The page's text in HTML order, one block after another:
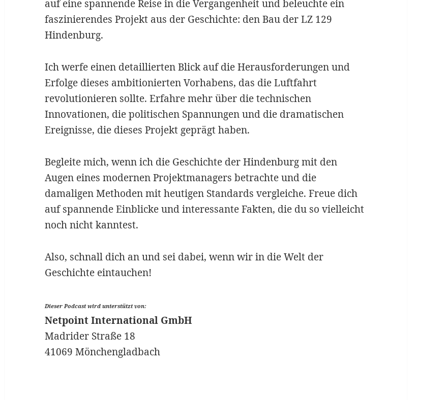
auf eine spannende Reise in die Vergangenheit und beleuchte ein
faszinierendes Projekt aus der Geschichte: den Bau der LZ 129
Hindenburg.
Ich werfe einen detaillierten Blick auf die Herausforderungen und
Erfolge dieses ambitionierten Vorhabens, das die Luftfahrt
revolutionieren sollte. Erfahre mehr über die technischen
Innovationen, die politischen Spannungen und die dramatischen
Ereignisse, die dieses Projekt geprägt haben.
Begleite mich, wenn ich die Geschichte der Hindenburg mit den
Augen eines modernen Projektmanagers betrachte und die
damaligen Methoden mit heutigen Standards vergleiche. Freue dich
auf spannende Einblicke und interessante Fakten, die du so vielleicht
noch nicht kanntest.
Also, schnall dich an und sei dabei, wenn wir in die Welt der
Geschichte eintauchen!
Dieser Podcast wird unterstützt von:
Netpoint International GmbH
Madrider Straße 18
41069 Mönchengladbach